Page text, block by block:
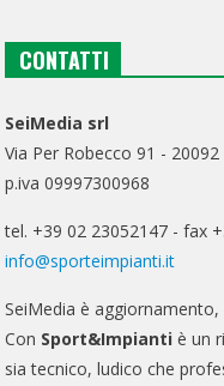
CONTATTI
SeiMedia srl
Via Per Robecco 91 -
p.iva 09997300968
tel. +39 02 23052147 - fax
info@sporteimpianti.it
SeiMedia è
Con Sport&Impianti è un
sia tecnico, ludico che